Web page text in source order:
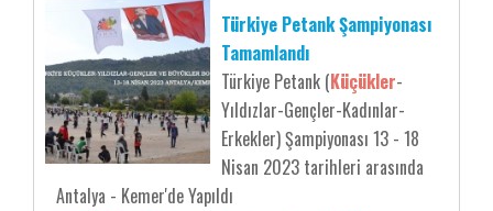
Türkiye Petank Şampiyonası
Tamamlandı
Türkiye Petank (Küçükler-
Yıldızlar-Gençler-Kadınlar-
Erkekler) Şampiyonası 13 - 18
Nisan 2023 tarihleri arasında
Antalya - Kemer'de Yapıldı